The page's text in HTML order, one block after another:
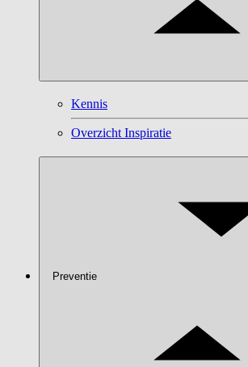
Kennis
Overzicht Inspiratie
Preventie